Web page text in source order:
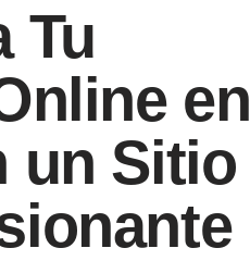
Tu
en
un Sitio